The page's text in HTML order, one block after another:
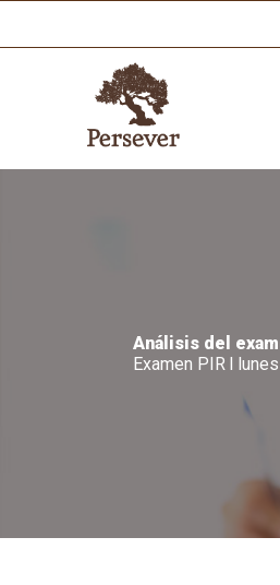
contenido
Análisis del
Examen PIR I